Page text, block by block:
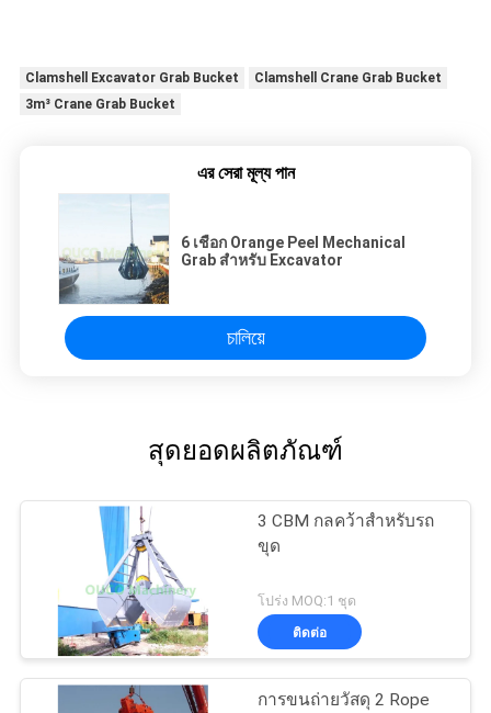
Clamshell Excavator Grab Bucket
Clamshell Crane Grab Bucket
3m³ Crane Grab Bucket
এর সেরা মূল্য পান
6 เชือก Orange Peel Mechanical
Grab สำหรับ Excavator
চালিয়ে
สุดยอดผลิตภัณฑ์
3 CBM กลคว้าสำหรับรถ
ขุด
โปร่ง MOQ:1 ชุด
ติดต่อ
การขนถ่ายวัสดุ 2 Rope